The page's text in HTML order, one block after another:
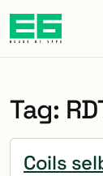
Zum
Tag:
Coils